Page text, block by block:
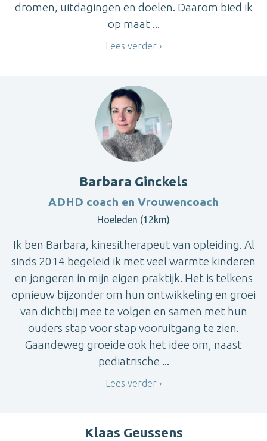
dromen, uitdagingen en doelen. Daarom bied ik
op maat ...
Lees verder
Barbara Ginckels
ADHD coach en Vrouwencoach
Hoeleden (12km)
Ik ben Barbara, kinesitherapeut van opleiding. Al
sinds 2014 begeleid ik met veel warmte kinderen
en jongeren in mijn eigen praktijk. Het is telkens
opnieuw bijzonder om hun ontwikkeling en groei
van dichtbij mee te volgen en samen met hun
ouders stap voor stap vooruitgang te zien.
Gaandeweg groeide ook het idee om, naast
pediatrische ...
Lees verder
Klaas Geussens